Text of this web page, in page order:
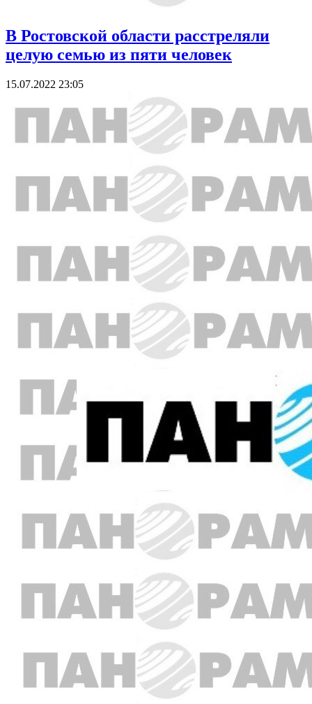
В Ростовской области расстреляли
целую семью из пяти человек
15.07.2022 23:05